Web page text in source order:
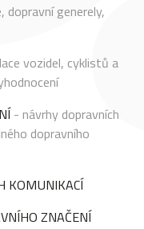
dopravní generely,
vozidel, cyklistů a
- návrhy dopravních
dopravního
KOMUNIKACÍ
ZNAČENÍ